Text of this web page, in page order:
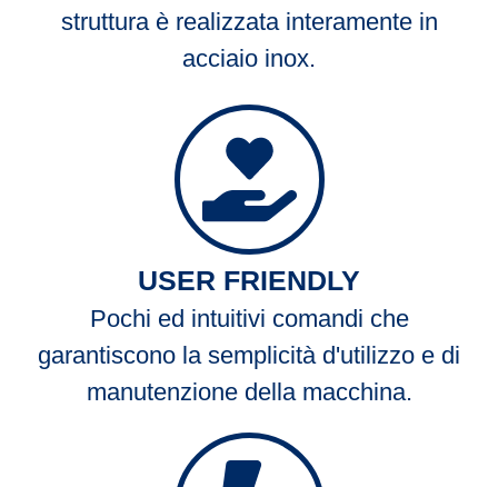
struttura è realizzata interamente in
acciaio inox.
USER FRIENDLY
Pochi ed intuitivi comandi che
garantiscono la semplicità d'utilizzo e di
manutenzione della macchina.